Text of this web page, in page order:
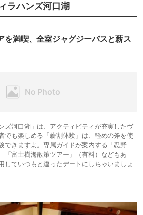
ラハンズ河口湖
を満喫、全室ジャグジーバスと薪ス
ズ河口湖」は、アクティビティが充実したヴ
でも楽しめる「薪割体験」は、軽めの斧を使
できますよ。専属ガイドが案内する「忍野
「富士樹海散策ツアー」（有料）などもあ
していつもと違ったデートにしちゃいましょ